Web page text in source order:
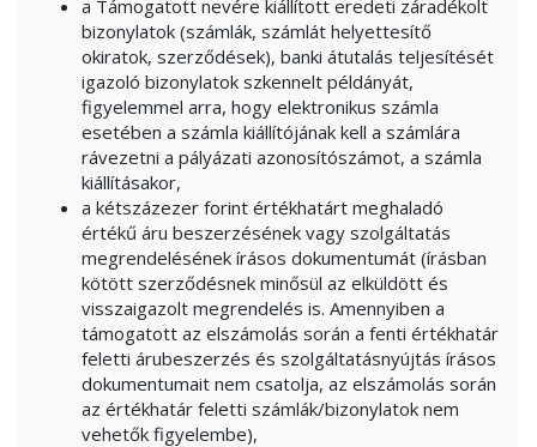
a Támogatott nevére kiállított eredeti záradékolt
bizonylatok (számlák, számlát helyettesítő
okiratok, szerződések), banki átutalás teljesítését
igazoló bizonylatok szkennelt példányát,
figyelemmel arra, hogy elektronikus számla
esetében a számla kiállítójának kell a számlára
rávezetni a pályázati azonosítószámot, a számla
kiállításakor,
a kétszázezer forint értékhatárt meghaladó
értékű áru beszerzésének vagy szolgáltatás
megrendelésének írásos dokumentumát (írásban
kötött szerződésnek minősül az elküldött és
visszaigazolt megrendelés is. Amennyiben a
támogatott az elszámolás során a fenti értékhatár
feletti árubeszerzés és szolgáltatásnyújtás írásos
dokumentumait nem csatolja, az elszámolás során
az értékhatár feletti számlák/bizonylatok nem
vehetők figyelembe),